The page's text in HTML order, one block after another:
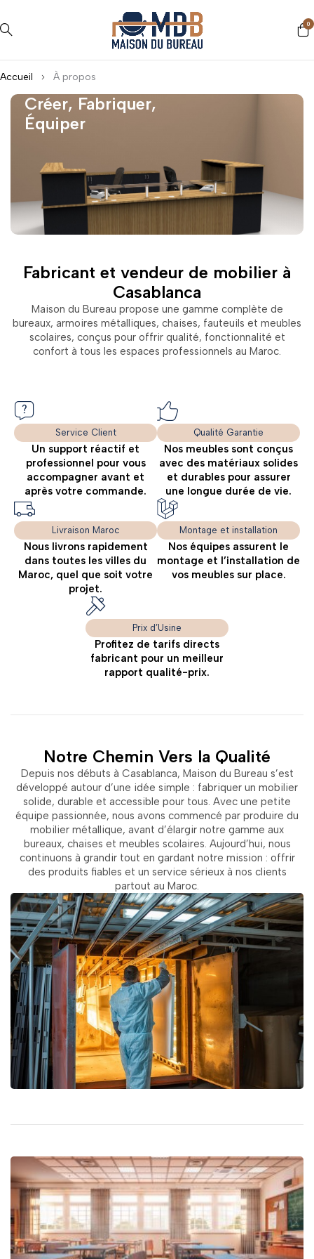
0
Accueil À propos
Créer, Fabriquer,
Équiper
Fabricant et vendeur de mobilier à
Casablanca
Maison du Bureau propose une gamme complète de
bureaux, armoires métalliques, chaises, fauteuils et meubles
scolaires, conçus pour offrir qualité, fonctionnalité et
confort à tous les espaces professionnels au Maroc.
Qualité Garantie
Nos meubles sont conçus
avec des matériaux solides
et durables pour assurer
une longue durée de vie.
Prix d’Usine
Profitez de tarifs directs
fabricant pour un meilleur
rapport qualité-prix.
Livraison Maroc
Nous livrons rapidement
dans toutes les villes du
Maroc, quel que soit votre
projet.
Montage et installation
Nos équipes assurent le
montage et l’installation de
vos meubles sur place.
Service Client
Un support réactif et
professionnel pour vous
accompagner avant et
après votre commande.
Notre Chemin Vers la Qualité
Depuis nos débuts à Casablanca, Maison du Bureau s’est
développé autour d’une idée simple : fabriquer un mobilier
solide, durable et accessible pour tous. Avec une petite
équipe passionnée, nous avons commencé par produire du
mobilier métallique, avant d’élargir notre gamme aux
bureaux, chaises et meubles scolaires. Aujourd’hui, nous
continuons à grandir tout en gardant notre mission : offrir
des produits fiables et un service sérieux à nos clients
partout au Maroc.